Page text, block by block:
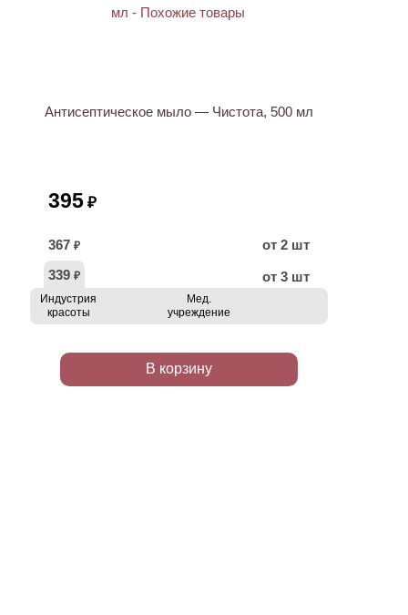
Антисептическое мыло — Чистота, 500 мл
395 ₽
367 ₽
от 2 шт
339 ₽ от 3 шт
Индустрия
красоты
Мед.
учреждение
В корзину